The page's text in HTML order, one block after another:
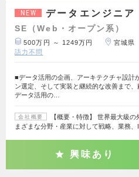
NEW データエンジニア
SE（Web・オープン系）
500万円 ～ 1249万円 宮城県
語力不問
■データ活用の企画、アーキテクチャ設計
ン選定、そして実装と継続的な改善まで
データ活用の…
会社概要
【概要・特徴】 世界最大級
まざまな分野・産業に対して戦略、業務
興味あり